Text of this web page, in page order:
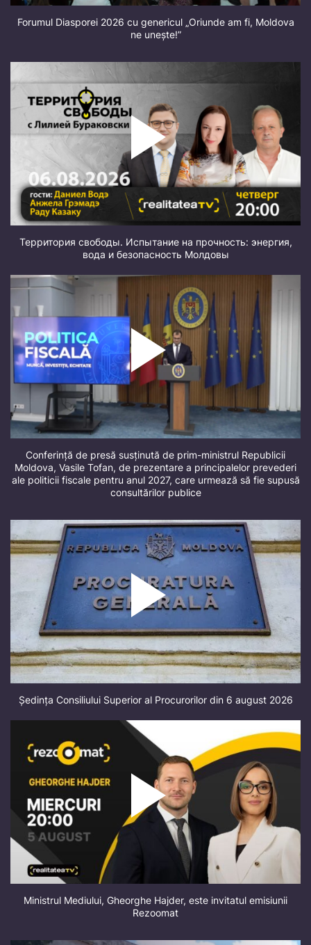
Forumul Diasporei 2026 cu genericul „Oriunde am fi, Moldova
ne unește!”
Территория свободы. Испытание на прочность: энергия,
вода и безопасность Молдовы
Conferință de presă susținută de prim-ministrul Republicii
Moldova, Vasile Tofan, de prezentare a principalelor prevederi
ale politicii fiscale pentru anul 2027, care urmează să fie supusă
consultărilor publice
Ședința Consiliului Superior al Procurorilor din 6 august 2026
Ministrul Mediului, Gheorghe Hajder, este invitatul emisiunii
Rezoomat